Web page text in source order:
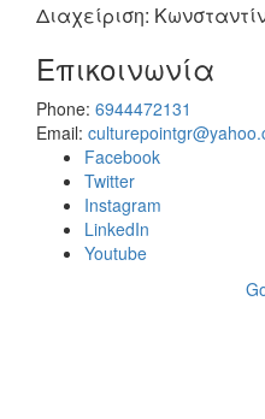
Διαχείριση:
Επικοινωνία
Phone: 6944472131
Email:
Facebook
Twitter
Instagram
LinkedIn
Youtube